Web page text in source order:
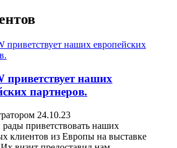
приветствует наших
партнеров.
24.10.23
приветствовать наших
клиентов из Европы на выставке